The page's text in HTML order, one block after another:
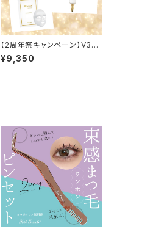
【2周年祭キャンペーン】V3
VSPIC Cサンセラム＋Cマ
スク＋デリバリーC 3点セッ
¥9,350